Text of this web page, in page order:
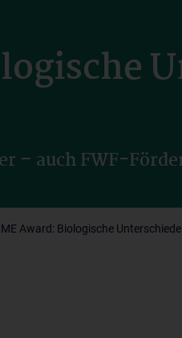
– auch FWF-
Award: Biologische